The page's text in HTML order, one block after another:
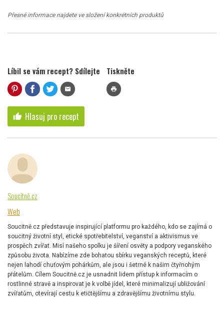
Přesné informace najdete ve složení konkrétních produktů
Líbil se vám recept? Sdílejte
mail
Tiskněte
print
thumb_up Hlasuj pro recept
Soucitně.cz
Web
Soucitně.cz představuje inspirující platformu pro každého, kdo se zajímá o
soucitný životní styl, etické spotřebitelství, veganství a aktivismus ve
prospěch zvířat. Misí našeho spolku je šíření osvěty a podpory veganského
způsobu života. Nabízíme zde bohatou sbírku veganských receptů, které
nejen lahodí chuťovým pohárkům, ale jsou i šetrné k našim čtyřnohým
přátelům. Cílem Soucitně.cz je usnadnit lidem přístup k informacím o
rostlinné stravě a inspirovat je k volbě jídel, které minimalizují ubližování
zvířatům, otevírají cestu k etičtějšímu a zdravějšímu životnímu stylu.